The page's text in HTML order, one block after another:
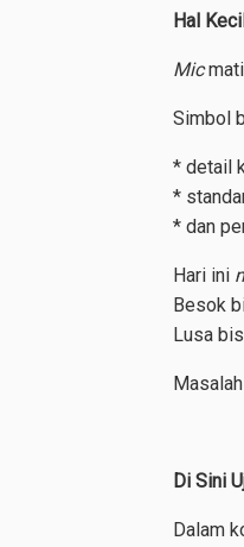
Hal
Micmati
Simbol
* detail
*
* dan
Hari ini
Besok
Lusa
Di Sini
Dalam